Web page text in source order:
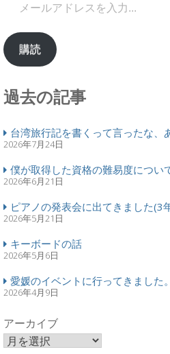
購読
過去の記事
台湾旅行記を書くって言ったな、
2026年7月24日
僕が取得した資格の難易度につい
2026年6月21日
ピアノの発表会に出てきました(3
2026年5月21日
キーボードの話
2026年5月6日
愛媛のイベントに行ってきました。
2026年4月9日
アーカイブ